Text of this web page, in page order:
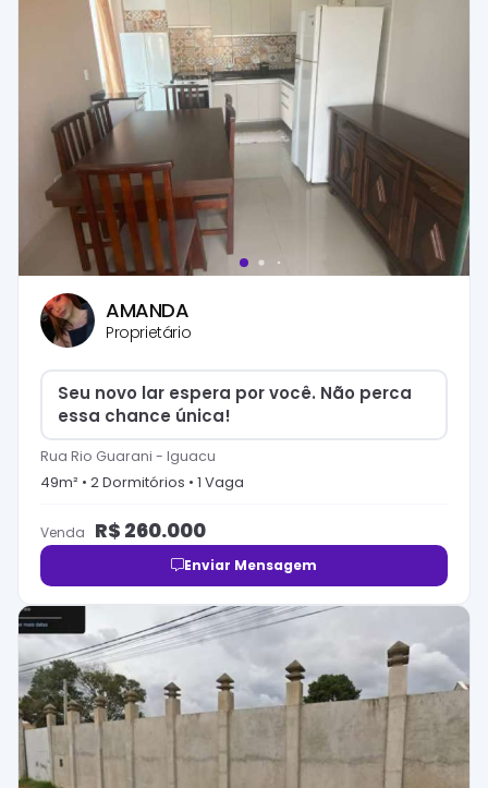
AMANDA
Proprietário
Seu novo lar espera por você. Não perca
essa chance única!
Rua Rio Guarani - Iguacu
49m² • 2Dormitórios • 1 Vaga
Venda R$ 260.000
Enviar Mensagem